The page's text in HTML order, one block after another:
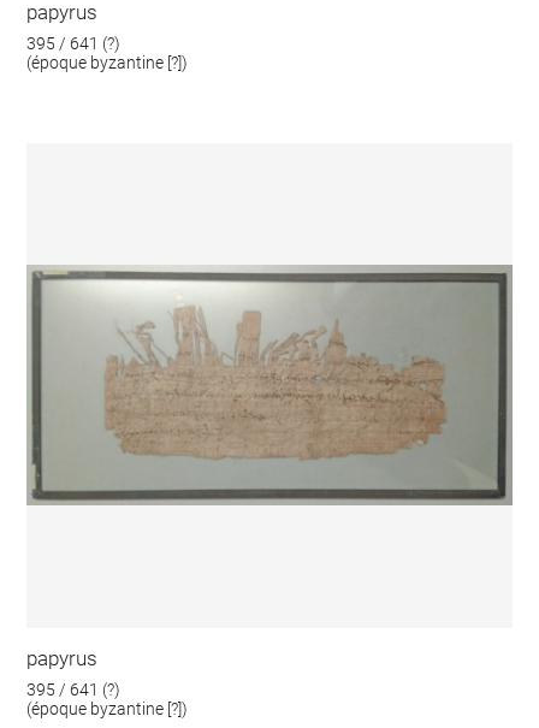
papyrus
395 / 641 (?)
(époque byzantine [?])
papyrus
395 / 641 (?)
(époque byzantine [?])